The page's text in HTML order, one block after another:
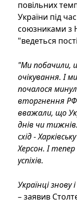
повільних
України під
союзниками з
"ведеться
"Ми побачили,
очікування. І
почалося
вторгнення РФ
вважали, що
днів чи тижнів.
схід -
Херсон. І
успіхів.
Українці
– заявив